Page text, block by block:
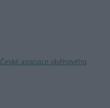
České asociace oběhového